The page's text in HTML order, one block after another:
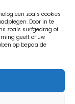
zoals cookies
Door in te
zoals surfgedrag of
geeft of uw
op bepaalde